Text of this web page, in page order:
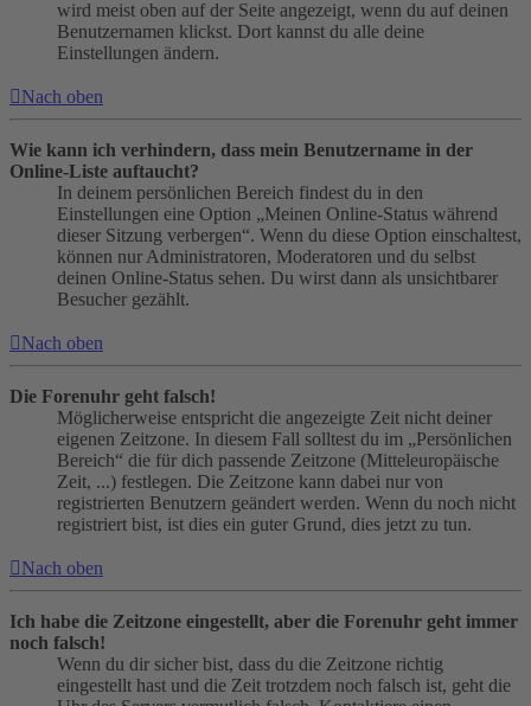
wird meist oben auf der Seite angezeigt, wenn du auf deinen
Benutzernamen klickst. Dort kannst du alle deine
Einstellungen ändern.
Nach oben
Wie kann ich verhindern, dass mein Benutzername in der
Online-Liste auftaucht?
In deinem persönlichen Bereich findest du in den
Einstellungen eine Option „Meinen Online-Status während
dieser Sitzung verbergen“. Wenn du diese Option einschaltest,
können nur Administratoren, Moderatoren und du selbst
deinen Online-Status sehen. Du wirst dann als unsichtbarer
Besucher gezählt.
Nach oben
Die Forenuhr geht falsch!
Möglicherweise entspricht die angezeigte Zeit nicht deiner
eigenen Zeitzone. In diesem Fall solltest du im „Persönlichen
Bereich“ die für dich passende Zeitzone (Mitteleuropäische
Zeit, ...) festlegen. Die Zeitzone kann dabei nur von
registrierten Benutzern geändert werden. Wenn du noch nicht
registriert bist, ist dies ein guter Grund, dies jetzt zu tun.
Nach oben
Ich habe die Zeitzone eingestellt, aber die Forenuhr geht immer
noch falsch!
Wenn du dir sicher bist, dass du die Zeitzone richtig
eingestellt hast und die Zeit trotzdem noch falsch ist, geht die